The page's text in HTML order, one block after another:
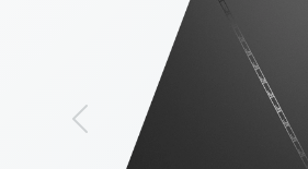
Previous